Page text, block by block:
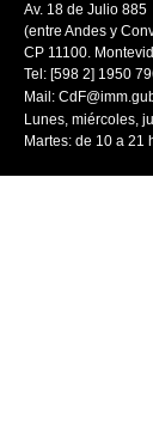
Av. 18 de Julio 885
(entre Andes y
CP 11100.
Tel: [598 2] 1950
Mail:
Lunes, miércoles,
Martes: de 10 a 21